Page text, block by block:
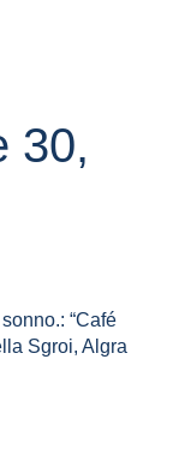
30,
“Café
Sgroi, Algra